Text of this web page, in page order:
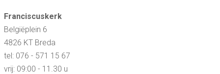
Franciscuskerk
Belgiëplein 6
4826 KT Breda
tel: 076 - 571 15 67
vrij: 09:00 - 11.30 u